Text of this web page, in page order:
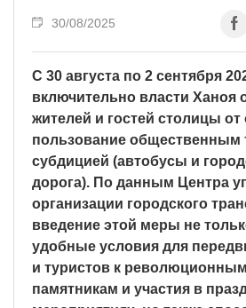
30/08/2025
С 30 августа по 2 сентября
включительно власти Ханоя
жителей и гостей столицы от
пользование общественным
субдицией (автобусы и
дорога). По данным Центра
организации городского
введение этой меры не
удобные условия для
и туристов к
памятникам и участия в